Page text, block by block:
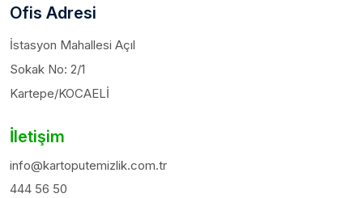
Ofis Adresi
İstasyon Mahallesi Açıl
Sokak No: 2/1
Kartepe/KOCAELİ
İletişim
info@kartoputemizlik.com.tr
444 56 50